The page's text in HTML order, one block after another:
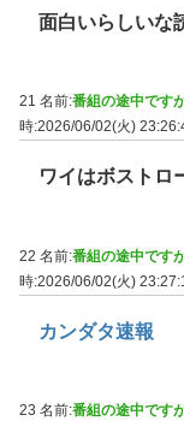
面白いらしいな
21 名前:番組の途中です
時:2026/06/02(火)
ワイはボストロ
22 名前:番組の途中です
時:2026/06/02(火)
カンダタ速報
23 名前:番組の途中です